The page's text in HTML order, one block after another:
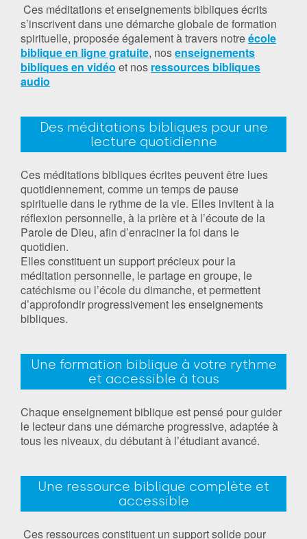
Ces méditations et enseignements bibliques écrits
s’inscrivent dans une démarche globale de formation
spirituelle, proposée également à travers notreécole
biblique en ligne gratuite, nosenseignements
bibliques en vidéo et nos ressources bibliques
audio
Des méditations bibliques pour une
lecture quotidienne
Ces méditations bibliques écrites peuvent être lues
quotidiennement, comme un temps de pause
spirituelle dans le rythme de la vie. Elles invitent à la
réflexion personnelle, à la prière et à l’écoute de la
Parole de Dieu, afin d’enraciner la foi dans le
quotidien.
Elles constituent un support précieux pour la
méditation personnelle, le partage en groupe, le
catéchisme ou l’école du dimanche, et permettent
d’approfondir progressivement les enseignements
bibliques.
Une formation biblique à votre rythme
et accessible à tous
Chaque enseignement biblique est pensé pour guider
le lecteur dans une démarche progressive, adaptée à
tous les niveaux, du débutant à l’étudiant avancé.
Une ressource biblique complète et
accessible
Ces ressources constituent un support solide pour